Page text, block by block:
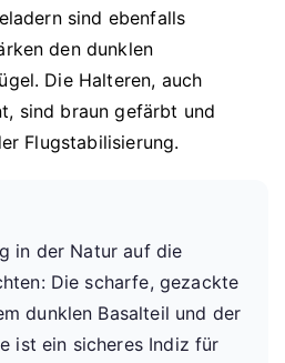
sind ebenfalls
den dunklen
Die Halteren, auch
sind braun gefärbt und
Flugstabilisierung.
in der Natur auf die
Die scharfe, gezackte
dunklen Basalteil und der
ist ein sicheres Indiz für